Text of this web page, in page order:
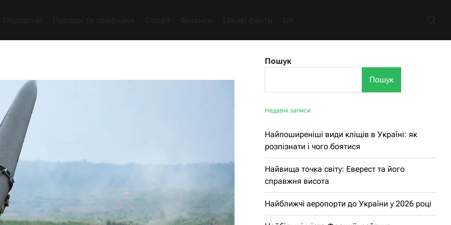
Пошук
Пошук
Недавні записи
Найпоширеніші види кліщів в Україні: як
розпізнати і чого боятися
Найвища точка світу: Еверест та його
справжня висота
Найближчі аеропорти до України у 2026 році